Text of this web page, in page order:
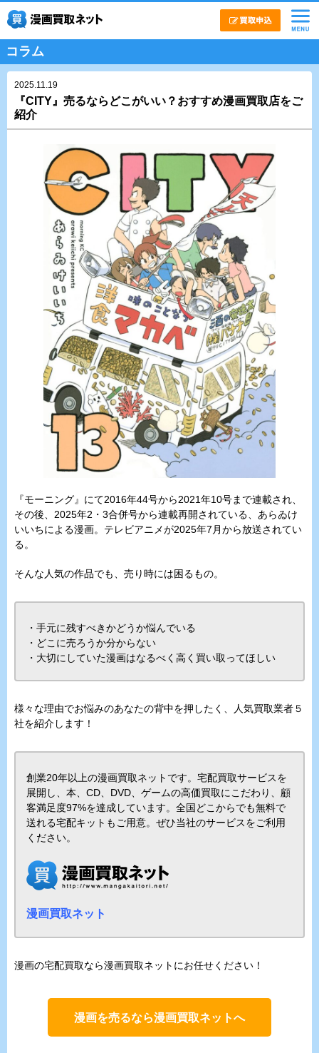
コラム
2025.11.19
『CITY』売るならどこがいい？おすすめ漫画買取店をご
紹介
『モーニング』にて2016年44号から2021年10号まで連載され、
その後、2025年2・3合併号から連載再開されている、あらゐけ
いいちによる漫画。テレビアニメが2025年7月から放送されてい
る。
そんな人気の作品でも、売り時には困るもの。
・手元に残すべきかどうか悩んでいる
・どこに売ろうか分からない
・大切にしていた漫画はなるべく高く買い取ってほしい
様々な理由でお悩みのあなたの背中を押したく、人気買取業者５
社を紹介します！
創業20年以上の漫画買取ネットです。宅配買取サービスを
展開し、本、CD、DVD、ゲームの高価買取にこだわり、顧
客満足度97%を達成しています。全国どこからでも無料で
送れる宅配キットもご用意。ぜひ当社のサービスをご利用
ください。
漫画買取ネット
漫画の宅配買取なら漫画買取ネットにお任せください！
漫画を売るなら漫画買取ネットへ